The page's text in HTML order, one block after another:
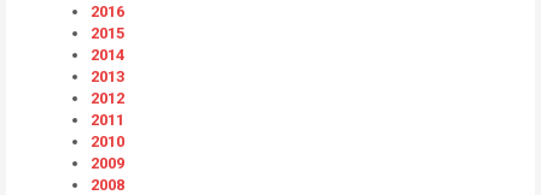
2016
2015
2014
2013
2012
2011
2010
2009
2008